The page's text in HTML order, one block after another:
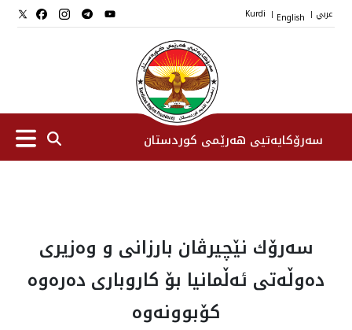
عربي |
English
|
Kurdi
سەرۆکایەتیی هەرێمی کوردستان
جێگرانی سه‌رۆک
ستافی سەرۆکایەتی
سەرۆك نێچيرڤان بارزانى و وه‌زيرى
ده‌وڵه‌تى ئه‌ڵمانيا بۆ كاروبارى ده‌ره‌وه
کۆبوونه‌وه‌